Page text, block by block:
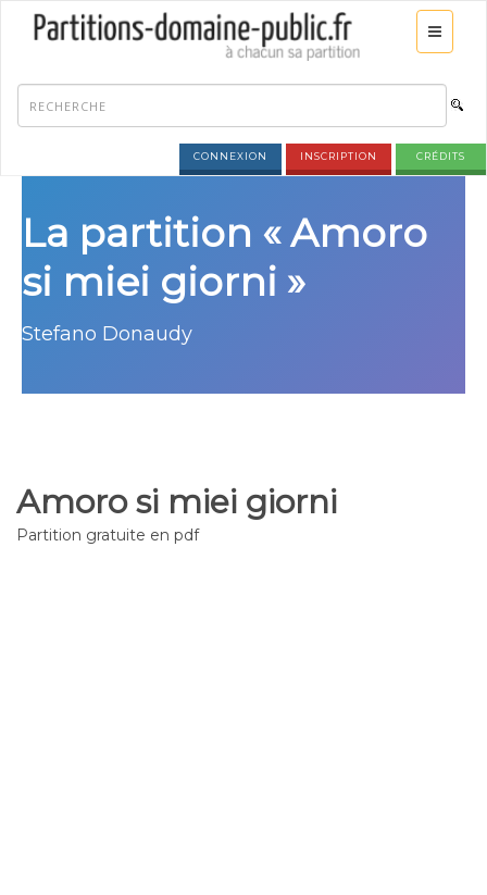
CONNEXION INSCRIPTION CRÉDITS
La partition « Amoro
si miei giorni »
Stefano Donaudy
Amoro si miei giorni
Partition gratuite en pdf